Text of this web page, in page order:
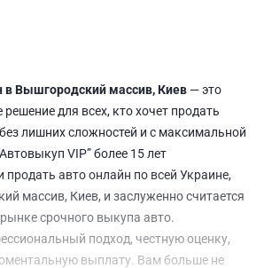
в Вышгородский массив, Киев — это
для всех, кто хочет продать
лишних сложностей и с максимальной
VIP” более 15 лет
продать авто онлайн по всей Украине,
массив, Киев, и заслуженно считается
срочного выкупа авто.
подход, честную оценку,
выплату. Вам больше не